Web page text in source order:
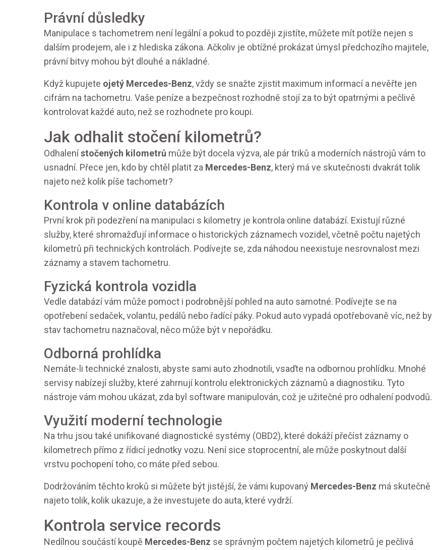
Právní důsledky
Manipulace s tachometrem není legální a pokud to později zjistíte, můžete mít potíže nejen s
dalším prodejem, ale i z hlediska zákona. Ačkoliv je obtížné prokázat úmysl předchozího majitele,
právní bitvy mohou být dlouhé a nákladné.
Když kupujete ojetý Mercedes-Benz, vždy se snažte zjistit maximum informací a nevěřte jen
cifrám na tachometru. Vaše peníze a bezpečnost rozhodně stojí za to být opatrnými a pečlivě
kontrolovat každé auto, než se rozhodnete pro koupi.
Jak odhalit stočení kilometrů?
Odhalenístočených kilometrů může být docela výzva, ale pár triků a moderních nástrojů vám to
usnadní. Přece jen, kdo by chtěl platit za Mercedes-Benz, který má ve skutečnosti dvakrát tolik
najeto než kolik píše tachometr?
Kontrola v online databázích
První krok při podezření na manipulaci s kilometry je kontrola online databází. Existují různé
služby, které shromažďují informace o historických záznamech vozidel, včetně počtu najetých
kilometrů při technických kontrolách. Podívejte se, zda náhodou neexistuje nesrovnalost mezi
záznamy a stavem tachometru.
Fyzická kontrola vozidla
Vedle databází vám může pomoct i podrobnější pohled na auto samotné. Podívejte se na
opotřebení sedaček, volantu, pedálů nebo řadící páky. Pokud auto vypadá opotřebovaně víc, než by
stav tachometru naznačoval, něco může být v nepořádku.
Odborná prohlídka
Nemáte-li technické znalosti, abyste sami auto zhodnotili, vsaďte na odbornou prohlídku. Mnohé
servisy nabízejí služby, které zahrnují kontrolu elektronických záznamů a diagnostiku. Tyto
nástroje vám mohou ukázat, zda byl software manipulován, což je užitečné pro odhalení podvodů.
Využití moderní technologie
Na trhu jsou také unifikované diagnostické systémy (OBD2), které dokáží přečíst záznamy o
kilometrech přímo z řídicí jednotky vozu. Není sice stoprocentní, ale může poskytnout další
vrstvu pochopení toho, co máte před sebou.
Dodržováním těchto kroků si můžete být jistější, že vámi kupovaný Mercedes-Benz má skutečně
najeto tolik, kolik ukazuje, a že investujete do auta, které vydrží.
Kontrola service records
Nedílnou součástí koupě Mercedes-Benz se správným počtem najetých kilometrů je pečlivá